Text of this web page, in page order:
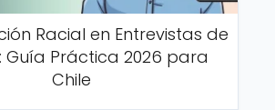
Racial en Entrevistas de
Guía Práctica 2026 para
Chile